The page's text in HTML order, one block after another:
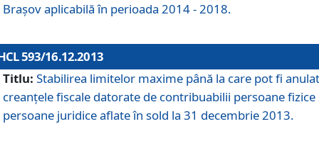
Braşov aplicabilă în perioada 2014 - 2018.
593/16.12.2013
Titlu: Stabilirea limitelor maxime până la care pot fi
creanţele fiscale datorate de contribuabilii persoane fizice
persoane juridice aflate în sold la 31 decembrie 2013.